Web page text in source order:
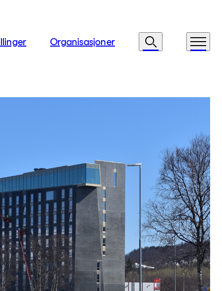
Organisasjoner Søk Meny